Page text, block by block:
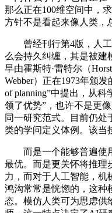
那么正在100维空间中，
方针不是看起来像人类，
曾经刊行第4版，人工
么会持久纠缠，其是被建
早由霍斯特·雷特尔（
Webber）正在1973年颁发
of planning”中提出，从
领了优势”，也许不是更
同一研究范式。目前仍处
类的学问定义体例。该当
而是一个能够普遍使用
最优。而是更关怀将推理
力，而对于人工智能，机
鸿沟常常是恍惚的，这种
态。模仿人类可为思虑供